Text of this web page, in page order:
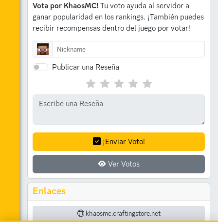
Vota por KhaosMC! Tu voto ayuda al servidor a
ganar popularidad en los rankings. ¡También puedes
recibir recompensas dentro del juego por votar!
Publicar una Reseña
¡Enviar Voto!
Ver Votos
Enlaces
khaosmc.craftingstore.net